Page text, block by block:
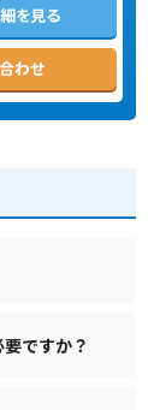
を見る
わせ
ですか？